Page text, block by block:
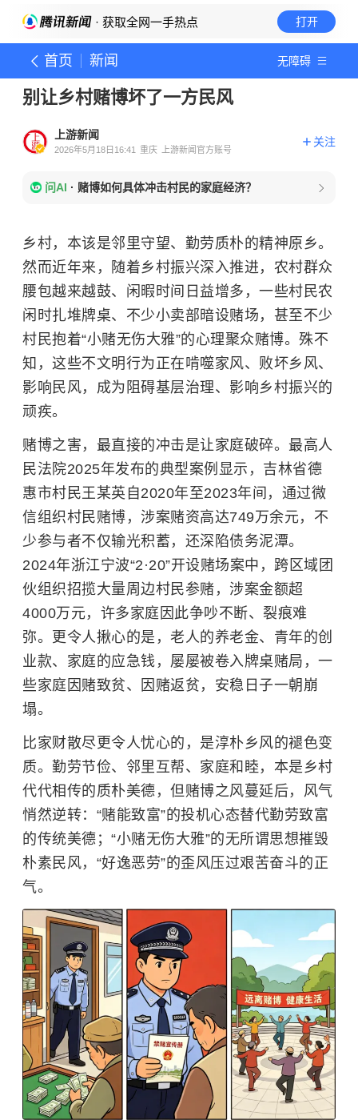
· 获取全网一手热点 打开
首页 新闻 无障碍
别让乡村赌博坏了一方民风
上游新闻
2026年5月18日16:41 重庆 上游新闻官方账号
关注
问AI · 赌博如何具体冲击村民的家庭经济？
乡村，本该是邻里守望、勤劳质朴的精神原乡。
然而近年来，随着乡村振兴深入推进，农村群众
腰包越来越鼓、闲暇时间日益增多，一些村民农
闲时扎堆牌桌、不少小卖部暗设赌场，甚至不少
村民抱着“小赌无伤大雅”的心理聚众赌博。殊不
知， 这些不文明行为正在啃噬家风、败坏乡风、
影响民风，成为阻碍基层治理、影响乡村振兴的
顽疾。
赌博之害，最直接的冲击是让家庭破碎。最高人
民法院2025年发布的典型案例显示，吉林省德
惠市村民王某英自2020年至2023年间，通过微
信组织村民赌博，涉案赌资高达749万余元，不
少参与者不仅输光积蓄，还深陷债务泥潭。
2024年浙江宁波“2·20”开设赌场案中，跨区域团
伙组织招揽大量周边村民参赌，涉案金额超
4000万元，许多家庭因此争吵不断、裂痕难
弥。更令人揪心的是，老人的养老金、青年的创
业款、家庭的应急钱，屡屡被卷入牌桌赌局，一
些家庭因赌致贫、因赌返贫，安稳日子一朝崩
塌。
比家财散尽更令人忧心的，是淳朴乡风的褪色变
质。勤劳节俭、邻里互帮、家庭和睦，本是乡村
代代相传的质朴美德，但赌博之风蔓延后，风气
悄然逆转： “赌能致富”的投机心态替代勤劳致富
的传统美德；“小赌无伤大雅”的无所谓思想摧毁
朴素民风，“好逸恶劳”的歪风压过艰苦奋斗的正
气。